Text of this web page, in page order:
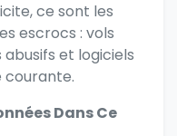
ce sont les
escrocs : vols
et logiciels
courante.
Dans Ce